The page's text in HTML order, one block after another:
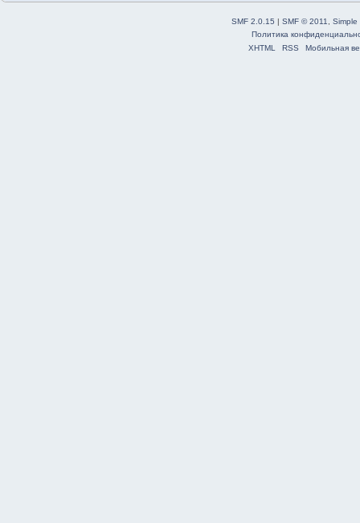
SMF 2.0.15 | SMF © 2011
Simple
Политика
XHTML
RSS Мобильная